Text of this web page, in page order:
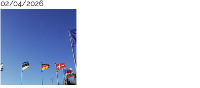
02/04/2026